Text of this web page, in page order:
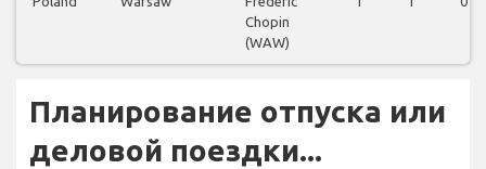
Chopin
(WAW)
Планирование отпуска или
деловой поездки...